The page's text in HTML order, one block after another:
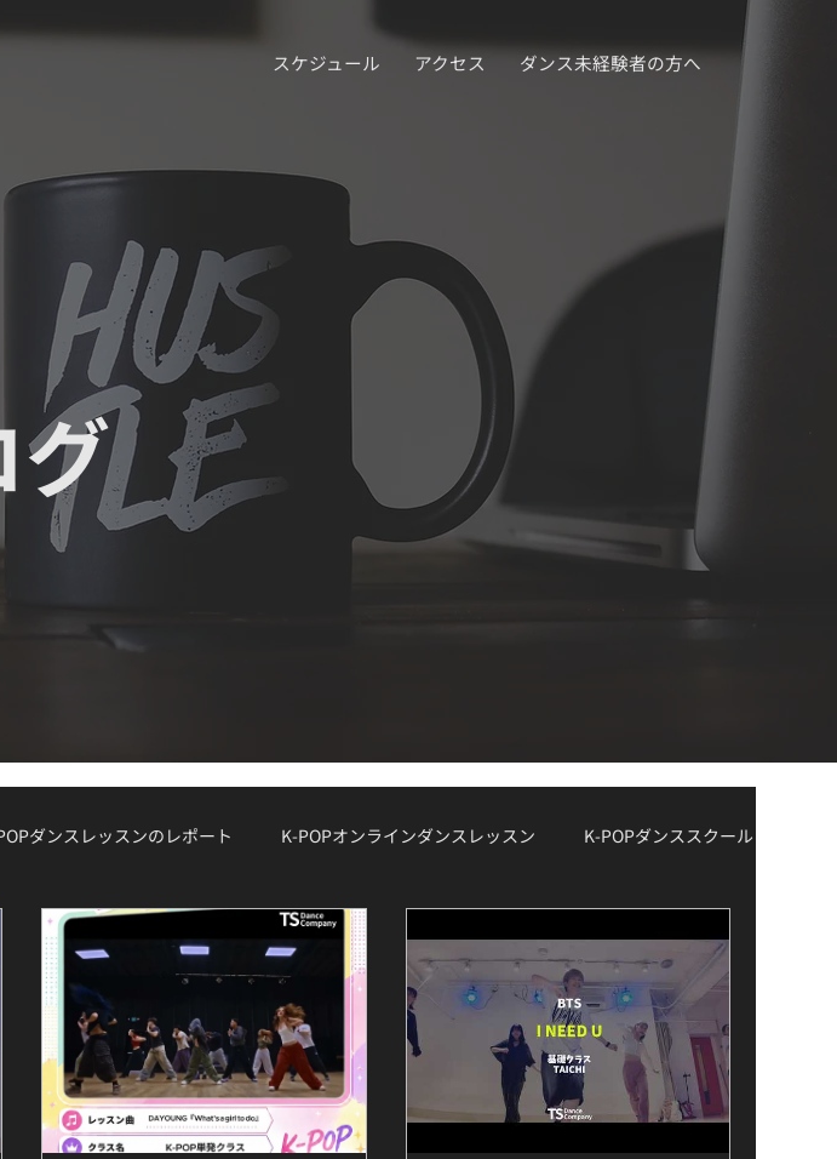
スケジュール アクセス ダンス未経験者の方へ
グ
ダンスレッスンのレポート K-POPオンラインダンスレッスン K-POPダンススクール
大手韓国事務所のオーディション情報
クラス オーディション対策 K-POPボーカルクラス